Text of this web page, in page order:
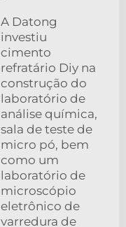
A Datong
investiu
cimento
refratário Diy na
construção do
laboratório de
análise química,
sala de teste de
micro pó, bem
como um
laboratório de
microscópio
eletrônico de
varredura de